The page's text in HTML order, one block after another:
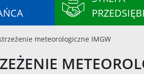
meteorologiczne IMGW